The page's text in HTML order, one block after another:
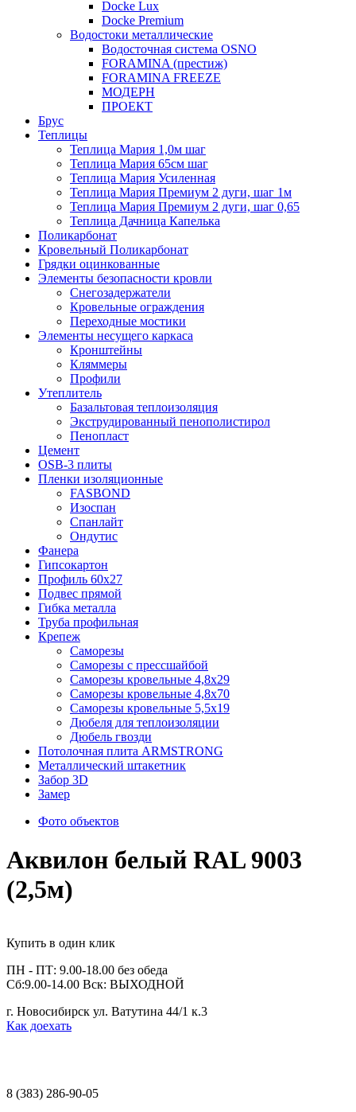
Docke Lux
Docke Premium
Водостоки металлические
Водосточная система OSNO
FORAMINA (престиж)
FORAMINA FREEZE
МОДЕРН
ПРОЕКТ
Брус
Теплицы
Теплица Мария 1,0м шаг
Теплица Мария 65см шаг
Теплица Мария Усиленная
Теплица Мария Премиум 2 дуги, шаг 1м
Теплица Мария Премиум 2 дуги, шаг 0,65
Теплица Дачница Капелька
Поликарбонат
Кровельный Поликарбонат
Грядки оцинкованные
Элементы безопасности кровли
Снегозадержатели
Кровельные ограждения
Переходные мостики
Элементы несущего каркаса
Кронштейны
Кляммеры
Профили
Утеплитель
Базальтовая теплоизоляция
Экструдированный пенополистирол
Пенопласт
Цемент
OSB-3 плиты
Пленки изоляционные
FASBOND
Изоспан
Спанлайт
Ондутис
Фанера
Гипсокартон
Профиль 60х27
Подвес прямой
Гибка металла
Труба профильная
Крепеж
Саморезы
Саморезы с прессшайбой
Саморезы кровельные 4,8х29
Саморезы кровельные 4,8х70
Саморезы кровельные 5,5х19
Дюбеля для теплоизоляции
Дюбель гвозди
Потолочная плита ARMSTRONG
Металлический штакетник
Забор 3D
Замер
Фото объектов
Аквилон белый RAL 9003
(2,5м)
Купить в один клик
ПН - ПТ: 9.00-18.00 без обеда
Сб:9.00-14.00 Вск: ВЫХОДНОЙ
г. Новосибирск ул. Ватутина 44/1 к.3
Как доехать
8 (383) 286-90-05